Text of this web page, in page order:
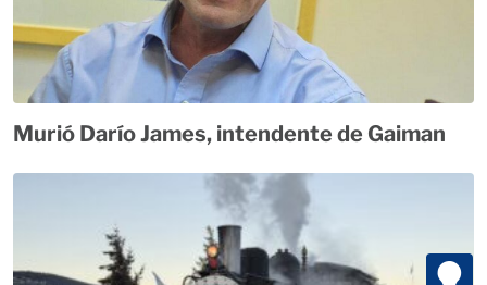
Murió Darío James, intendente de Gaiman